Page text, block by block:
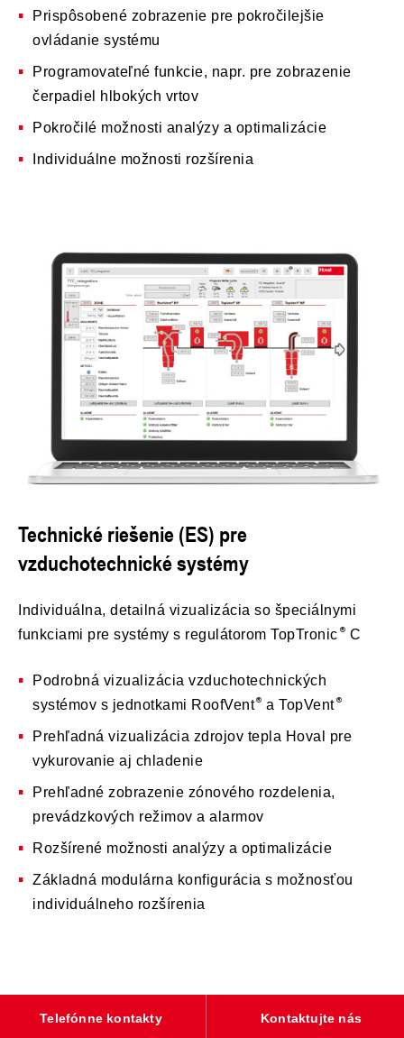
Prispôsobené zobrazenie pre pokročilejšie
ovládanie systému
Programovateľné funkcie, napr. pre zobrazenie
čerpadiel hlbokých vrtov
Pokročilé možnosti analýzy a optimalizácie
Individuálne možnosti rozšírenia
Technické riešenie (ES) pre
vzduchotechnické systémy
Individuálna, detailná vizualizácia so špeciálnymi
funkciami pre systémy s regulátorom TopTronic
C
Podrobná vizualizácia vzduchotechnických
systémov s jednotkami RoofVent
a TopVent
Prehľadná vizualizácia zdrojov tepla Hoval pre
vykurovanie aj chladenie
Prehľadné zobrazenie zónového rozdelenia,
prevádzkových režimov a alarmov
Rozšírené možnosti analýzy a optimalizácie
Základná modulárna konfigurácia s možnosťou
individuálneho rozšírenia
Telefónne kontakty Kontaktujte nás